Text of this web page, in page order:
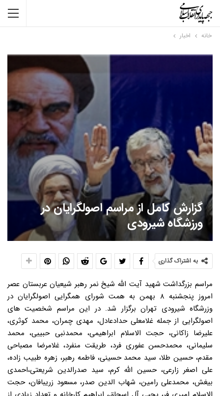
خانه اخبار
گزارش کامل از مراسم اصولگرایان در
ورزشگاه شیرودی
به اشتراک گذاری
مراسم بزرگداشت شهید آیت الله شیخ نمر رهبر شیعیان عربستان عصر امروز پنجشنبه ۸ بهمن به همت شورای همگرایی اصولگرایان در وزرشگاه شیرودی تهران برگزار شد. در این مراسم شخصیت های اصولگرایی از جمله غلامعلی حدادعادل، مهدی چمران، محمد کوثری، علیرضا زاکانی، حجت الاسلام ابراهیمی، محمدنبی حبیبی، محمد سلیمانی، محمدحسن عفوری فرد، طریقت منفرد، غلامرضا مصباحی مقدم، حسین طلا، سید محمد حسینی، فاطمه رهبر، زهره طبیب زاده، علی اصغر زارعی، حسین الله کرم، سید صدرالدین شریعتی،احمدی بیغش، محمدعلی رامین، شهاب الدین صدر، مسعود زریبافان، حجت الاسلام امیری فر، یحیی آل اسحاق، ابراهیم کارخانه و تعداد زیادی از مردم حضور داشتند. در این مراسم آیت الله موحدی کرمانی دبیرکل جامعه روحانیت مبارز و حجت الاسلام سیدرضا تقوی رئیس شورای همگرایی اصولگرایان سخنرانی کردند. آیت الله موحدی: اصولگرایان فعلا بر روی لیست تهران متمرکز هستند در ابتدای این مراسم آیت الله محمدعلی موحدی کرمانی دبیر کل جامعه روحانیت مبارز اظهار داشت: گروه های اصولگرا ۱۸۰ نماینده را از میان خود انتخاب کرده اند و به این افراد گفته شده در مورد لیست ۳۰ نفره تهران نظر بدهند. وی افزود: اوراقی به آنها داده شده و آنها هم ۳۰ نفر را انتخاب می کنند. در غربال اول این تعداد که خیلی زیاد است ۶۰ نفر از افرادی که رأی بیشتری دارند انتخاب می شوند و در مرحله بعد اینها غربال مجدد شده و باز یک انتخاب دوم و سوم نیز وجود دارد و ما کاملاً به این انتخاب ها جنبه دموکراسی و مردمی دادیم. دبیر کل جامعه روحانیت مبارز با بیان اینکه همه گروه های اصولگرا صاحب نظر هستند، گفت: انتظار داریم یک لیست ۳۰ نفره برای تهران آماده بشود و در شهرستان ها نیز یک لیست صادر شود. وی اظهار داشت: گروه های مختلف اصولگرا ۱۸۰ نماینده معرفی کردند و فعلا به آنها گفته شده درباره ۳۰ نفر تهران نظر دهند. آیت الله موحدی کرمانی تأکید کرد: اگر اصولگراها احساس کردند با تعدد نامزدها آسیب می بینند برای رضای خدا این تعددها را کم و افرادی به نفع لیست واحد کنار بروند اگر چنین بشود ما امیدواریم خدای رحمان نیز رحمتش را شامل ما می گرداند. وی با بیان اینکه ما پس از ارائه لیست واحد احساس می کنیم که وظیفه خود را انجام داده ایم گفت: ما سعی خود را کرده ایم حال نتیجه انتخابات هر چه می خواهد باشد اما توصیه من این است که ما فقط مسئول رأی خود نیستیم ما مسئولیت اجتماعی داریم باید دیگران را روشن و در انتخاب افراد آنها را آگاه کنیم. دبیر کل جامعه روحانیت مبارز با بیان اینکه مبادا گول برخی از شعارها و افراد ناپخته را بخوریم که برای رأی دادن به لیست ها باید ببینیم افراد چه سوابقی دارند امروز وظیفه سنگین است. ما حقیقتاً نگرانیم که مبادا افرادی که دارای اعمال خوب و مثبت هستند به دلیل کوتاهی در مسئله انتخابات نمره صفر بگیرند. آیت الله موحدی کرمانی به وظیفه فردی و اجتماعی انسان ها در همین راستا اشاره کرد و گفت: ما یک مسئولیت فردی داریم و یک مسئولیت اجتماعی که مسئولیت اجتماعی ما به مراتب مهمتر و بیشتر از مسئولیت فردی است. وی در توضیح مسئولیت فردی گفت: مسئولیت فردی یعنی اینکه یک نفر بگوید من به جامعه کار ندارم و خدا آنچه از من به عنوان نماز، زکات و روزه خواسته است انجام می دهم اما اینکه در جامعه می گذرد به من مربوط نیست که البته این منطق، منطق غلط است. دبیر کل جامعه روحانیت مبارز نقل قولی از پیامبر اکرم (ص) در همین رابطه اشاره و تصریح کرد: پیامبر عظیم الشأن اسلام صریحاً می فرمایند اگر کسی در فکر جامعه اسلامی نباشد و وظیفه خود را در رابطه با جامعه نشناسد و یا بشناسد و عمل نکند چنین فردی مسلمان نیست. آیت الله موحدی کرمانی «تشکل» را یکی از مسائل مهم برای ادای جنبه اجتماعی عنوان کرد و خاطرنشان کرد: چه بسا انسان ها به صورت فردی نتوانند در جامعه مؤثر باشند اما وقتی به صورت تشکل و مجموعه در آمده اند می توانند مؤثر واقع شوند. وی در ادامه در تعریف اصولگرایی نیز گفت: اصولگراها یعنی انسان هایی مؤمن، متدین، تابع ولایت، علاقه مند به خدمت و علاقه مند به دین، پیرو قرآن و اسلام. دبیر کل جامعه روحانیت مبارز اضافه کرد: اصولگرایان می خواهند دست به دست هم داده و متحد و یکی شوند. مرحبا به این همت و تشکلی که با این عنوان به وجود آمده. اینها می خواهند بدانند امروز وظایف ما چیست، آنها برای شناخت این وظیفه نیازمند بینش قوی هستند که دشمن و توطئه آنها را بشناسد، ما باید به چنین کسی مراجعه کنیم که رهبری آگاه ترین افراد جامعه است. آیت الله وحدی کرمانی ادامه داد: مقام معظم رهبری دشمن را به خوبی می شناسد، طرح ها و توطئه آنها را شناخته و با شجاعت به ما می گوید خطر امروز این است آمریکایی را که از در بیرون کردیم امروز می خواهد از پنجره وارد شود، آمریکا می خواهد فرهنگ ما را عوض و فرهنگ آمریکایی، اروپایی را به وجود بیاورد. وی تأکید کرد: آمریکا می خواهد به مراکز تصمیم گیر و تصمیم ساز ما نفوذ کند و تصمیمات خود را به آنها القاء کند که مقام معظم رهبری این را به صراحت و مکرر بیان کردند. دبیر کل جامعه روحانیت مبارز با طرح این پرسش که آمریکا درصدد نفوذ فرهنگی، اقتصادی، سیاسی و اجتماعی است وظیفه ما چیست؟ گفت: اینکه ما بی تفاوت باشیم در مقابل نفوذ آمریکا قبول نیست، آمریکا می خواهد به مجلس خبرگان و شورای اسلامی نفوذ کند و ما موظفیم که جلوی نفوذ آمریکا را بگیریم. مردم باید فکر کنند که چگونه باید نفوذ آمریکا را به مجلس بست. آیت الله موحدی کرمانی اضافه کرد: درصدد هستیم انسان هایی صالح، تابع ولایت فقیه، دلسوز نسبت به اسلام و انقلاب را شناسایی و به مردم معرفی کنیم و مردم نیز آنها را بشناسند تا این افراد را به مجلس خبرگان، شورای اسلامی بفرستیم. دبیر کل جامعه روحانیت مبارز با تأکید بر اینکه هر دو مجلس خبرگان و شورای اسلامی مهم است، گفت: بلکه مجلس خبرگان حتی مهمتر است. ما دعا می کنیم خداوند وجود پربرکت رهبری را تا ظهور امام عصر برای ما حفظ کند اما عمر دست خداست اگر خدایی ناکرده برای ایشان اتفاقی افتاد این خبرگان است که باید رهبر را تعیین کنند. باید بکوشیم افراد شجاع، عالم، پیرو امام و رهبری در خبرگان باشد تا برای رهبری تصمیم بگیرد چرا که همان گونه که رهبری فرمودند کلید نظام در دست رهبر است. تقوی: جریان اصولگرایی به وحدت و ائتلاف رسیده است در ادامه این مراسم، حجت الاسلام سیدرضا تقوی رئیس شورای همگرایی اصولگرایان در همایش بزرگداشت آیت الله شیخ نمر، ضمن تجلیل و تکریم مقام عالم شهید شیخ نمر اظهار داشت: ما در آستانه یک همایش سیاسی قرار داریم و ذهن ها و فکرها متوجه این جریان عظیم شده و هر جا که قدم می گذاریم سخن از انتخابات است. تقوی ادامه داد: مردم خود را برای همایش سیاسی آماده می کنند و این نشانه رشد آنهاست، چرا که این مردم برای یک کار ملی و عظیم کمر همت بسته اند تا با حضورشان در صحنه، یک جریانی را به وجود آورند. این فعال اصولگرا با بیان اینکه مردم می خواهند با انتخاب خود مجلس قانونگذاری تشکیل دهند، افزود: این بهترین نشانه و علامت سیاسی بودن مردم و حضور آنها در صحنه و نیز علاقمندی شان به کشور و نظام است. وی تصریح کرد: این حضور مردم در صحنه انتخابات و نشاط و تعهد آنها در فرصت های مختلف نسبت به کشور پیام رسا و گویایی برای دوستان نظام و دشمنان انقلاب دارد. تقوی با تأکید بر اینکه دشمن باید بداند ملت حاضر در صحنه شکست ناپذیر هستند، یادآور شد: فضای فعلی و حرارت مردم برای حضور در صحنه، دلیل بر آگاهی و بیداری این ملت است و ما اگر ملتی داشتیم که در مسائل سیاسی بی تفاوت بود باید نگران می شدیم. رئیس شورای همگرایی اصولگرایان با بیان اینکه یک ملت آگاه و هوشمند می تواند در برابر توطئه ها و خطرات بایستد، اظهار داشت: تاکنون اینگونه بود و این ملت هوشیار، کشور را حفظ کرده اند و خود را برای انتخابات عظیم آماده می کنند. وی قدرت انتخاب انسان را نشانه آزادی عنوان کرد و ادامه داد: البته این انتخاب نه به معنای انتخاب نمایندگان و رؤسای جمهور، بلکه به معنای انتخاب در هر لحظه است و ممکن است فردی راه خدا و فردی نیز راه شیطان را انتخاب کند. وی با تأکید بر اینکه باید مقدمات انتخابات درست فراهم شود، خاطرنشان کرد: فرهنگ عمومی و اطرافیان بر روی انتخاب اثر دارند و انسان ممکن است در انتخاب خود مشورت کند و راه درست نیز همین است، چرا که انتخاب نشانه تفکر، شخصیت و بینش انسان است. تقوی تصریح کرد: مقام معظم رهبری راه را به ما نشان دادند و گفتند به لیستی رأی بدهید که پیشنهاددهندگانی مطمئن آن را ارائه داده باشند، بنابراین ما باید روی انتخابات حساس باشیم. قائم مقام جامعه روحانیت مبارز با بیان اینکه جریان اصولگرایی پس از تلاش های زیادی به وحدت رسیده است، یادآور شد: همه کمک کردند و ما برای رسیدن به وحدت مراحل مختلفی را طی کردیم. وی با اشاره به دعوت از گروه های مختلف اصولگرا در آغاز مسیر و به مشورت گذاشتن معیارها برای انتخاب نامزدهای نهایی گفت: ما در مراحل بعدی از ۱۹۰ کاندیدای اصولگرا دعوت کردیم و به آنها گفتیم اگر بخواهید رأی دهید، به چه کسانی رأی می دهید؟ و از این رو آنها نیز لیست های پیشنهادی خود را ارائه دادند. تقوی بر همین اساس افزود: در جلسه شورای مرکزی ائتلاف همه رزومه ها در چندین ساعت خوانده شد چرا که ما می خواستیم از بین آنها دست به انتخاب برنیم و همه اینها برای جمع بندی به کمیته ای رفت و این ۱۹۰ نفر براساس معیارهایی که خود آقایان انتخاب کرده بودند کوچک شد. رئیس شورای همگرایی اصولگرایان در عین حال با بیان این نکته که ما هنوز مراحل زیادی در پیش داریم، گفت: مجموعه خوبی از بین ۱۹۰ نفر انتخاب شده است اما هر نیرو از نیروی دیگر بهتر است و ما در انتخاب خود به چهره های مؤمن، انقلابی و متخصصی برمی خوریم که واقعاً انتخاب را سخت می کند، اما لیست نهایی باید ۳۰ نفر باشد. وی ادامه داد: اگر کسی از لیست نهایی خارج شد نباید بر ما خرده بگیرد، چرا که ما منافع شخصی نداریم و به دنبال مجلس ولایی هستیم، البته کاندیداها نیز اعلام کرده اند که شما آزادانه انتخاب کنید و به هر لیست نهایی که برسید، ما تسلیم هستیم و و اگر در فهرست ۳۰ نفره نباشیم انصراف می دهیم. وی با بیان اینکه ما برای زمان تبلیغات و «یک لیست یک صدا» به حضور همه اصولگرایان احتیاج داریم، تصریح کرد: ما پیگیر مسائل انتخابات در همه کشور هستیم، اما تهران بسیار مهم است. ابراهیمی: هاشمی در لیست جامعه مدرسین برای مجلس خبرگان نیست/ در لیست جامعه روحانیت نیز مورد تردید است همچنین حجت الاسلام حسین ابراهیمی عضو شورای ائتلاف اصولگرایان در حاشیه مراسم بزرگداشت آیت الله شیخ نمر در جمع خبرنگاران اظهار داشت: لیست خبرگان تا حدود زیادی با هماهنگی جامعه مدرسین و جامعه روحانیت مبارز تنظیم شده است و بخش کمی باقی مانده که کمیته سیاسی جامعتین در این خصوص با هم جلسه ای برگزار می کنند و پس از تکمیل شدن اعلام خواهد شد. وی در پاسخ به این پرسش که آیا نام هاشمی رفسنجانی در لیست جامعتین قرار خواهد گرفت یا خیر، گفت: آقای هاشمی در لیست جامعه مدرسین قرار ندارد اما اینکه در لیست جامعه روحانیت قرار بگیرد مورد تردید است. هنوز تصمیم نهایی در رابطه با آقای هاشمی گرفته نشده است. حدادعادل: موافق صحبت های روحانی درباره شورای نگهبان و مجلس آینده نیستم در پایان این مراسم نیز غلامعلی حدادعادل ظهر امروز در حاشیه همایش اصواگرایان در تهران طی سخنانی در جمع خبرنگاران اظهارداشت: با وحدت ایجاد شده، اصولگرایان قدم به قدم به فهرست نهایی نزدیک شده اند. و با بیان اینکه امیدوارم اصولگرایان در مجلس آینده بتوانند از میراث انقلاب دفاع کنند، افزود: تابع انتخاب مردم هستیم و تلاش می کنیم فهرستی را ارائه دهیم که مطلوب مردم باشد. سخنگوی ائتلاف اصولگرایان تصریح کرد: